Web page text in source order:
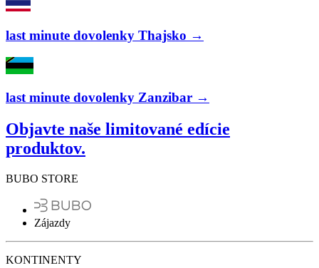
last minute dovolenky Thajsko →
last minute dovolenky Zanzibar →
Objavte naše limitované edície
produktov.
BUBO STORE
Zájazdy
KONTINENTY